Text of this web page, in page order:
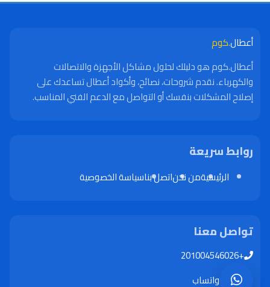
أعطال.كوم
أعطال.كوم هو دليلك لحلول مشاكل الأجهزة والاتصالات
والكهرباء. نقدم شروحات، نصائح، وأكواد أعطال تساعدك على
إصلاح المشكلات بنفسك أو التواصل مع الدعم الفني المناسب.
روابط سريعة
الرئيسيةمن نحناتصل بناسياسة الخصوصية
تواصل معنا
+201004546026
واتساب